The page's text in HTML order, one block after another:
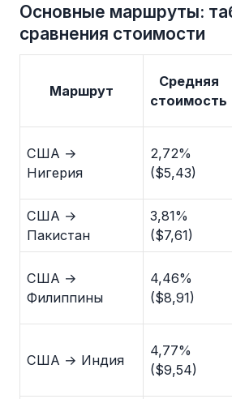
Основные маршруты:
сравнения стоимости
Маршрут
Средняя
стоимость
США →
Нигерия
2,72%
($5,43)
США →
Пакистан
3,81%
($7,61)
США →
Филиппины
4,46%
($8,91)
США → Индия
4,77%
($9,54)